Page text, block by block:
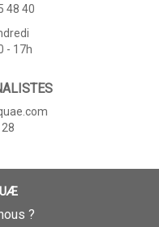
48 40
- 17h
?